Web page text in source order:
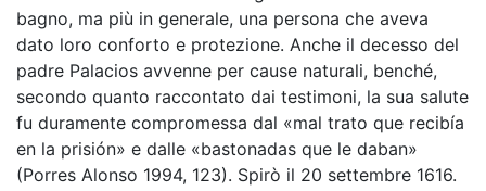
bagno, ma più in generale, una persona che aveva
dato loro conforto e protezione. Anche il decesso del
padre Palacios avvenne per cause naturali, benché,
secondo quanto raccontato dai testimoni, la sua salute
fu duramente compromessa dal «mal trato que recibía
en la prisión» e dalle «bastonadas que le daban»
(Porres Alonso 1994, 123). Spirò il 20 settembre 1616.